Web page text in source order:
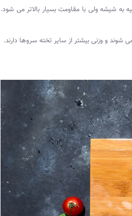
شیشه ولی با مقاومت بسیار بالاتر می شود.
و وزنی بیشتر از سایر تخته سروها دارند.